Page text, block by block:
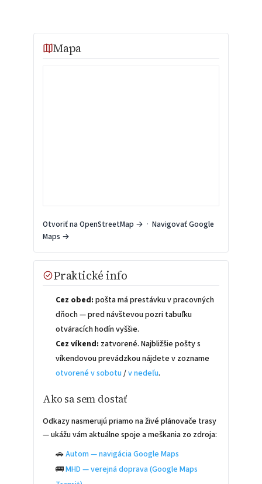
Mapa
Otvoriť na OpenStreetMap → · Navigovať Google
Maps →
Praktické info
Cez obed: pošta má prestávku v pracovných
dňoch — pred návštevou pozri tabuľku
otváracích hodín vyššie.
Cez víkend: zatvorené. Najbližšie pošty s
víkendovou prevádzkou nájdete v zozname
otvorené v sobotu /v nedeľu.
Ako sa sem dostať
Odkazy nasmerujú priamo na živé plánovače trasy
— ukážu vám aktuálne spoje a meškania zo zdroja:
🚗Autom — navigácia Google Maps
🚌MHD — verejná doprava (Google Maps